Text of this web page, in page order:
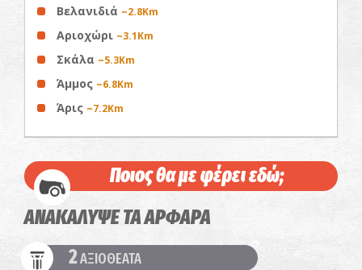
Βελανιδιά ~2.8Km
Αριοχώρι ~3.1Km
Σκάλα ~5.3Km
Άμμος ~6.8Km
Άρις ~7.2Km
Ποιος θα με φέρει εδώ;
ΑΝΑΚΑΛΥΨΕ ΤΑ ΑΡΦΑΡΑ
2ΑΞΙΟΘΕΑΤΑ